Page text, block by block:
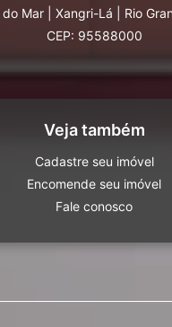
do Mar
Xangri-Lá
Rio
CEP: 95588000
Veja também
Cadastre seu imóvel
Encomende seu imóvel
Fale conosco